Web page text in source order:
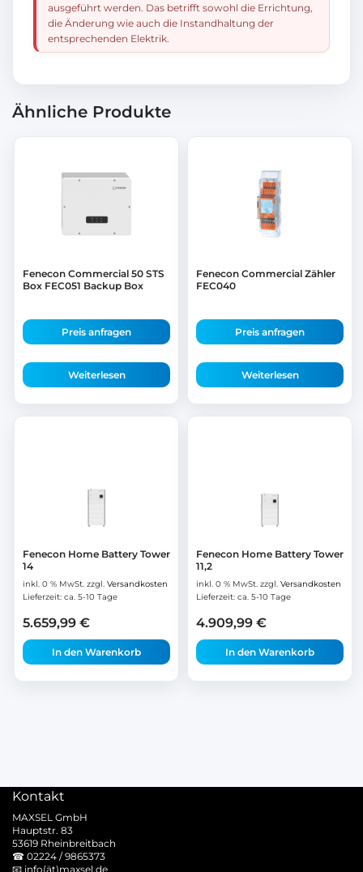
ausgeführt werden. Das betrifft sowohl die Errichtung,
die Änderung wie auch die Instandhaltung der
entsprechenden Elektrik.
Ähnliche Produkte
Fenecon Commercial 50 STS
Box FEC051 Backup Box
Preis anfragen
Weiterlesen
Fenecon Commercial Zähler
FEC040
Preis anfragen
Weiterlesen
Fenecon Home Battery Tower
14
inkl. 0 % MwSt. zzgl. Versandkosten
Lieferzeit: ca. 5-10 Tage
5.659,99 €
In den Warenkorb
Fenecon Home Battery Tower
11,2
inkl. 0 % MwSt. zzgl. Versandkosten
Lieferzeit: ca. 5-10 Tage
4.909,99 €
In den Warenkorb
Kontakt
MAXSEL GmbH
Hauptstr. 83
53619 Rheinbreitbach
☎ 02224 / 9865373
📧 info(ät)maxsel.de